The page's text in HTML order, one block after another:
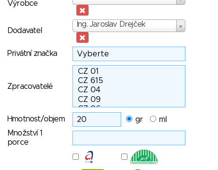
Výrobce
Dodavatel
Ing. Jaroslav Drejček
Dodavatel
Privátní značka
Zpracovatelé
Hmotnost/objem gr
ml
Množství 1
porce